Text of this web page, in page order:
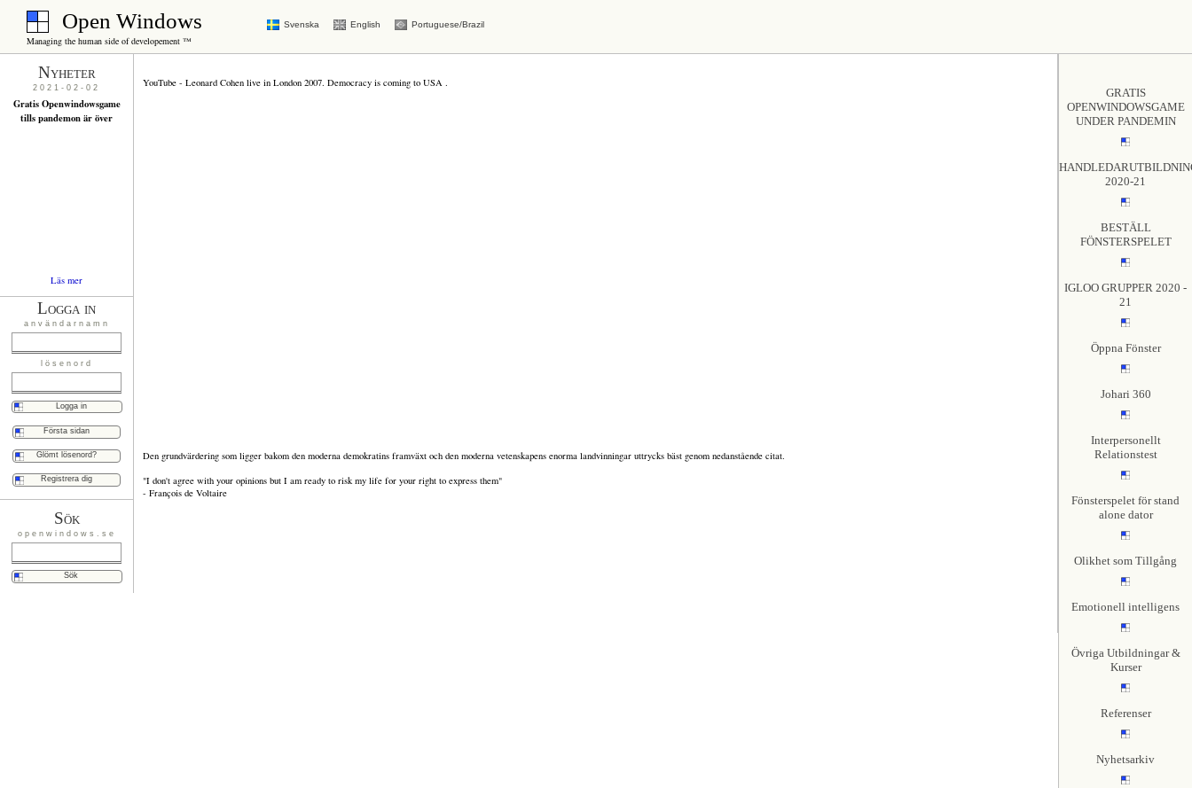
Open Windows
Managing the human side of developement ™
Svenska English Portuguese/Brazil
Nyheter
2021-02-02
Gratis Openwindowsgame
tills pandemon är över
Läs mer
Logga in
användarnamn
lösenord
Första sidan
Glömt lösenord?
Registrera dig
Sök
openwindows.se
GRATIS
OPENWINDOWSGAME
UNDER PANDEMIN
2020-21
BESTÄLL
FÖNSTERSPELET
IGLOO GRUPPER 2020 -
21
Öppna Fönster
Johari 360
Interpersonellt
Relationstest
Fönsterspelet för stand
alone dator
Olikhet som Tillgång
Emotionell intelligens
Övriga Utbildningar &
Kurser
Referenser
Nyhetsarkiv
YouTube - Leonard Cohen live in London 2007. Democracy is coming to USA .
Den grundvärdering som ligger bakom den moderna demokratins framväxt och den moderna vetenskapens enorma landvinningar uttrycks bäst genom nedanstående citat.
"I don't agree with your opinions but I am ready to risk my life for your right to express them"
- François de Voltaire